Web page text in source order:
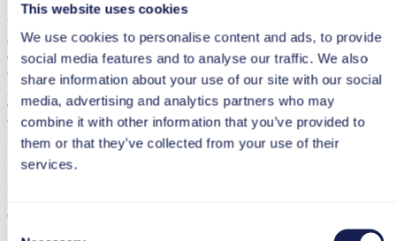
This website uses cookies
We use cookies to personalise content and ads, to provide
social media features and to analyse our traffic. We also
share information about your use of our site with our social
media, advertising and analytics partners who may
combine it with other information that you’ve provided to
them or that they’ve collected from your use of their
services.
Un wiki è un catalogo che può essere elaborato dai suoi utenti, in
cui la conoscenza viene raccolta e strutturata. Spesso molti autori
diversi scrivono voci proprie, garantiscono la qualità di voci altrui o
completano le voci con i media (ad es. immagini). I wiki sono
pertanto un sistema di gestione delle conoscenze importante ed
efficace. Wiki interni a un’azienda consentono ai collaboratori di
condividere le loro conoscenze ed esperienze con i colleghi. Un
noto wiki pubblico è l’enciclopedia online Wikipedia.
Purtroppo, alcune delle informazioni aggiuntive non sono disponibili
alle quali potremmo attingere in futuro.